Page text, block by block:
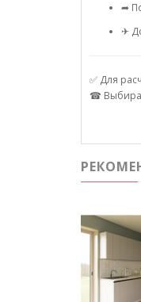
➦
✈
✅ Для
☎